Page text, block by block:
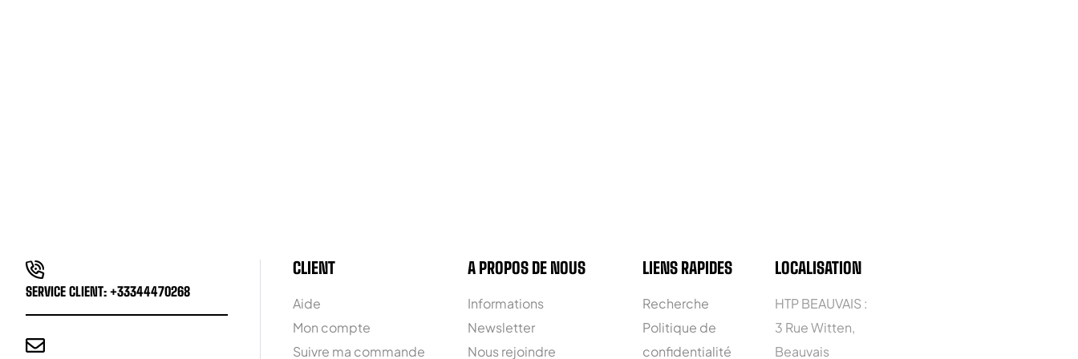
SERVICE CLIENT: +33344470268
CLIENT
Aide
Mon compte
Suivre ma commande
A PROPOS DE NOUS
Informations
Newsletter
Nous rejoindre
LIENS RAPIDES
Recherche
Politique de
confidentialité
LOCALISATION
HTP BEAUVAIS :
3 Rue Witten,
Beauvais